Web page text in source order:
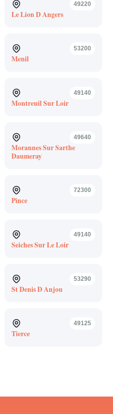
49220
Le Lion D Angers
53200
Menil
49140
Montreuil Sur Loir
49640
Morannes Sur Sarthe
Daumeray
72300
Pince
49140
Seiches Sur Le Loir
53290
St Denis D Anjou
49125
Tierce